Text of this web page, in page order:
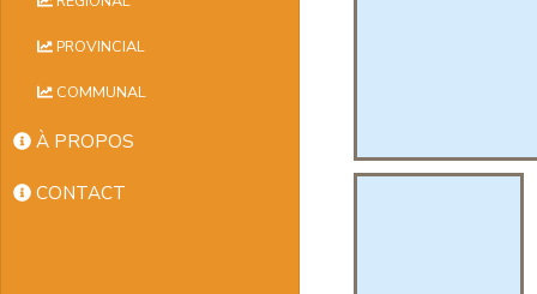
PROVINCIAL
COMMUNAL
À PROPOS
CONTACT